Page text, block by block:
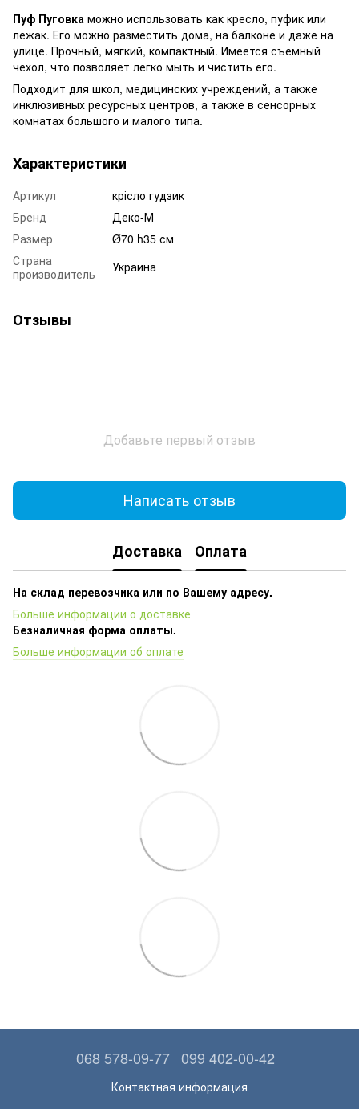
Пуф Пуговка можно использовать как кресло, пуфик или
лежак. Его можно разместить дома, на балконе и даже на
улице. Прочный, мягкий, компактный. Имеется съемный
чехол, что позволяет легко мыть и чистить его.
Подходит для школ, медицинских учреждений, а также
инклюзивных ресурсных центров, а также в сенсорных
комнатах большого и малого типа.
Характеристики
Артикул
крісло гудзик
Бренд
Деко-М
Размер
Ø70 h35 см
Страна
производитель
Украина
Отзывы
Добавьте первый отзыв
Написать отзыв
Доставка Оплата
На склад перевозчика или по Вашему адресу.
Больше информации о доставке
Безналичная форма оплаты.
Больше информации об оплате
068 578-09-77 099 402-00-42
Контактная информация